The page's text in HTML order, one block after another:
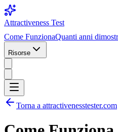
Attractiveness Test
Come FunzionaQuanti anni
Risorse
Torna a attractivenesstester.com